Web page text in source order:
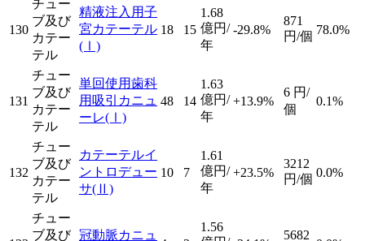
130
チュー
ブ及び
カテー
テル
精液注入用子
宮カテーテル
(Ⅰ)
18 15
1.68
億円/
年
-29.8%
871
円/個 78.0%
131
チュー
ブ及び
カテー
テル
単回使用歯科
用吸引カニュ
ーレ(Ⅰ)
48 14
1.63
億円/
年
+13.9%
6 円/
個
0.1%
132
チュー
ブ及び
カテー
テル
カテーテルイ
ントロデュー
サ(Ⅱ)
10 7
1.61
億円/
年
+23.5%
3212
円/個 0.0%
チュー
ブ及び 冠動脈カニュ
1.56
5682